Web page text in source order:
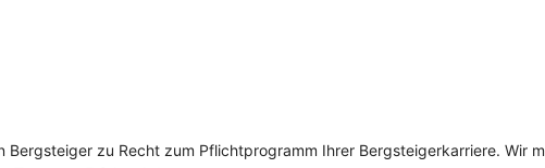
zu Recht zum Pflichtprogramm Ihrer Bergsteigerkarriere. Wir